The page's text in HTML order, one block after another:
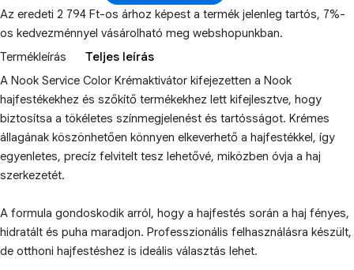
Az eredeti 2 794 Ft-os árhoz képest a termék jelenleg tartós, 7%-
os kedvezménnyel vásárolható meg webshopunkban.
Termékleírás
Teljes leírás
A Nook Service Color Krémaktivátor kifejezetten a Nook
hajfestékekhez és szőkítő termékekhez lett kifejlesztve, hogy
biztosítsa a tökéletes színmegjelenést és tartósságot. Krémes
állagának köszönhetően könnyen elkeverhető a hajfestékkel, így
egyenletes, precíz felvitelt tesz lehetővé, miközben óvja a haj
szerkezetét.
A formula gondoskodik arról, hogy a hajfestés során a haj fényes,
hidratált és puha maradjon. Professzionális felhasználásra készült,
de otthoni hajfestéshez is ideális választás lehet.